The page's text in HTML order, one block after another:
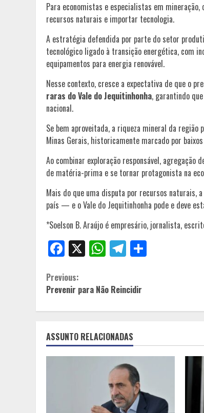
Para economistas e especialistas em
recursos naturais e importar tecnologia.
A estratégia defendida por parte do setor
tecnológico ligado à transição energética, com
equipamentos para energia renovável.
Nesse contexto, cresce a expectativa de que o
raras do Vale do Jequitinhonha, garantindo
nacional.
Se bem aproveitada, a riqueza mineral da
Minas Gerais, historicamente marcado por
Ao combinar exploração responsável,
de matéria-prima e se tornar protagonista na
Mais do que uma disputa por recursos
país — e o Vale do Jequitinhonha pode e deve
*Soelson B. Araújo é empresário, jornalista,
Facebook
X WhatsApp
Telegram
Continue
Reading
Previous:
Prevenir para Não Reincidir
ASSUNTO RELACIONADAS